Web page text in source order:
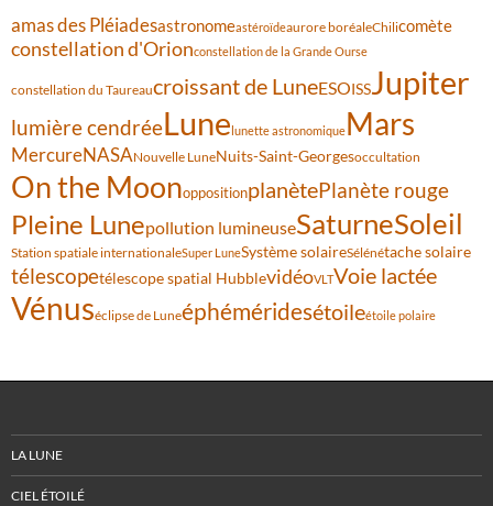
amas des Pléiadesastronomeastéroïdeaurore boréaleChilicomète
constellation d'Orionconstellation de la Grande Ourse
constellation du Taureaucroissant de LuneESOISSJupiter
lumière cendréeLune lunette astronomiqueMars
MercureNASANouvelle LuneNuits-Saint-Georgesoccultation
On the MoonoppositionplanètePlanète rouge
Pleine Lunepollution lumineuseSaturneSoleil
Station spatiale internationaleSuper LuneSystème solaireSélénétache solaire
télescopetélescope spatial HubblevidéoVLTVoie lactée
Vénuséclipse de Luneéphéméridesétoileétoile polaire
LA LUNE
CIEL ÉTOILÉ